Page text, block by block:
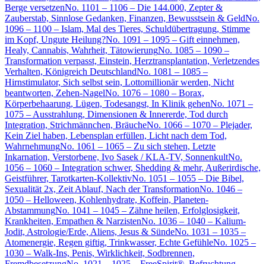
Berge versetzenNo. 1101 – 1106 – Die 144.000, Zepter &
Zauberstab, Sinnlose Gedanken, Finanzen, Bewusstsein & GeldNo.
1096 – 1100 – Islam, Mal des Tieres, Schuldübertragung, Stimme
im Kopf, Ungute Heilung?No. 1091 – 1095 – Gift einnehmen,
Healy, Cannabis, Wahrheit, TätowierungNo. 1085 – 1090 –
Transformation verpasst, Einstein, Herztransplantation, Verletzendes
Verhalten, Königreich DeutschlandNo. 1081 – 1085 –
Hirnstimulator, Sich selbst sein, Lottomillionär werden, Nicht
beantworten, Zehen-NagelNo. 1076 – 1080 – Borax,
Körperbehaarung, Lügen, Todesangst, In Klinik gehenNo. 1071 –
1075 – Ausstrahlung, Dimensionen & Innererde, Tod durch
Integration, Strichmännchen, BräucheNo. 1066 – 1070 – Plejader,
Kein Ziel haben, Lebensplan erfüllen, Licht nach dem Tod,
WahrnehmungNo. 1061 – 1065 – Zu sich stehen, Letzte
Inkarnation, Verstorbene, Ivo Sasek / KLA-TV, SonnenkultNo.
1056 – 1060 – Integration schwer, Shedding & mehr, Außerirdische,
Geistführer, Tarotkarten-KollektivNo. 1051 – 1055 – Die Bibel,
Sexualität 2x, Zeit Ablauf, Nach der TransformationNo. 1046 –
1050 – Helloween, Kohlenhydrate, Koffein, Planeten-
AbstammungNo. 1041 – 1045 – Zähne heilen, Erfolglosigkeit,
Krankheiten, Empathen & NarzistenNo. 1036 – 1040 – Kalium-
Jodit, Astrologie/Erde, Aliens, Jesus & SündeNo. 1031 – 1035 –
Atomenergie, Regen giftig, Trinkwasser, Echte GefühleNo. 1025 –
1030 – Walk-Ins, Penis, Wirklichkeit, Sodbrennen,